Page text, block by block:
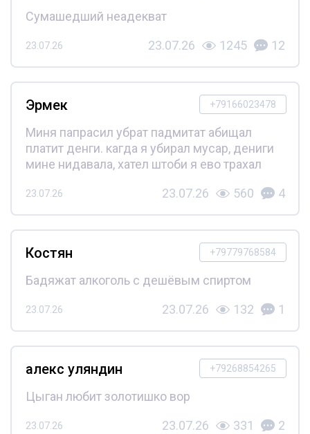
Сумашедший неадекват
23.07.26 23.07.26 1245 12
+79166023478
Эрмек
Миня папрасил убрат падмитат абищал
платит денги. кагда я убирал мусар, дениги
мине нидавала, хател штоби я ево трахал
23.07.26 23.07.26 560 4
+79779768584
Костян
Бадяжат алкоголь с дешёвым спиртом
23.07.26 23.07.26 132 1
+79268854265
алекс уляндин
Цыган любит золотишко вор
23.07.26 23.07.26 331 2